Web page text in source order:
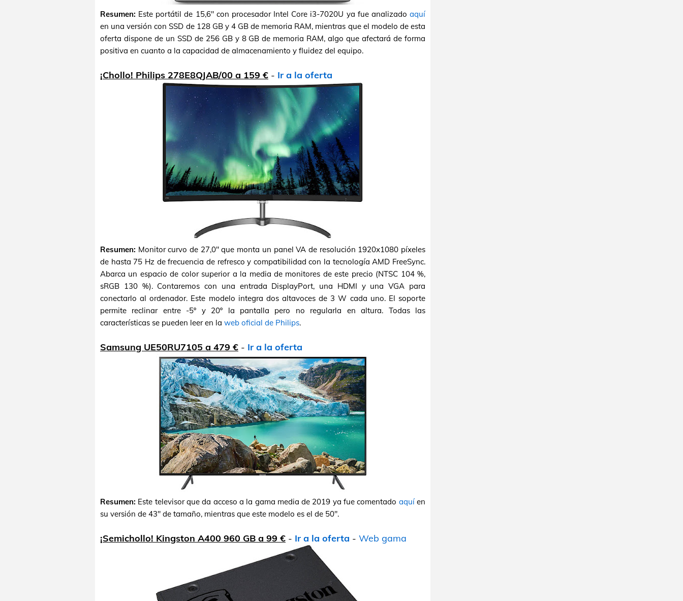
Resumen: Este portátil de 15,6" con procesador Intel Core i3-7020U ya fue analizado aquí
en una versión con SSD de 128 GB y 4 GB de memoria RAM, mientras que el modelo de esta
oferta dispone de un SSD de 256 GB y 8 GB de memoria RAM, algo que afectará de forma
positiva en cuanto a la capacidad de almacenamiento y fluidez del equipo.
¡Chollo! Philips 278E8QJAB/00 a 159 € - Ir a la oferta
Resumen: Monitor curvo de 27,0" que monta un panel VA de resolución 1920x1080 píxeles
de hasta 75 Hz de frecuencia de refresco y compatibilidad con la tecnología AMD FreeSync.
Abarca un espacio de color superior a la media de monitores de este precio (NTSC 104 %,
sRGB 130 %). Contaremos con una entrada DisplayPort, una HDMI y una VGA para
conectarlo al ordenador. Este modelo integra dos altavoces de 3 W cada uno. El soporte
permite reclinar entre -5º y 20º la pantalla pero no regularla en altura. Todas las
características se pueden leer en la web oficial de Philips.
Samsung UE50RU7105 a 479 € - Ir a la oferta
Resumen: Este televisor que da acceso a la gama media de 2019 ya fue comentado aquíen
su versión de 43" de tamaño, mientras que este modelo es el de 50".
¡Semichollo! Kingston A400 960 GB a 99 € - Ir a la oferta - Web gama